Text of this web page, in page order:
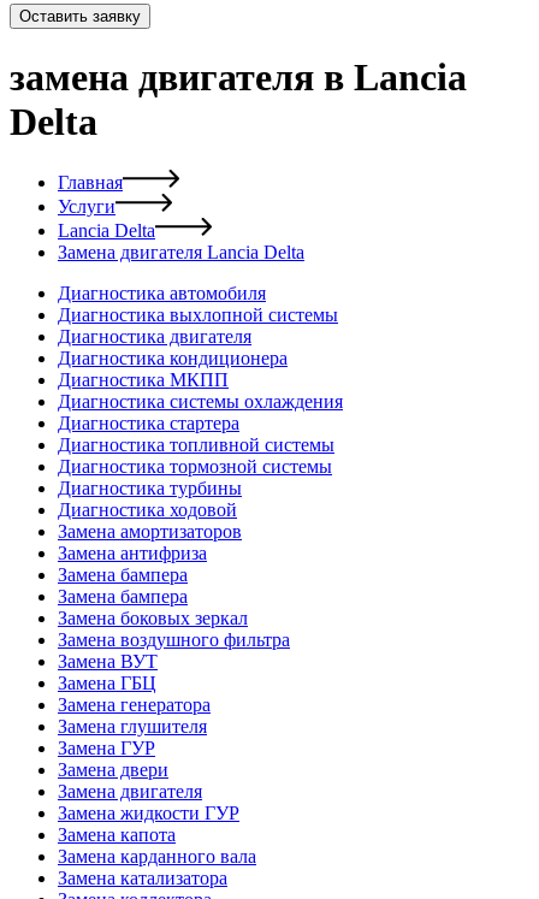
Оставить заявку
замена двигателя в Lancia
Delta
Главная
Услуги
Lancia Delta
Замена двигателя Lancia Delta
Диагностика автомобиля
Диагностика выхлопной системы
Диагностика двигателя
Диагностика кондиционера
Диагностика МКПП
Диагностика системы охлаждения
Диагностика стартера
Диагностика топливной системы
Диагностика тормозной системы
Диагностика турбины
Диагностика ходовой
Замена амортизаторов
Замена антифриза
Замена бампера
Замена бампера
Замена боковых зеркал
Замена воздушного фильтра
Замена ВУТ
Замена ГБЦ
Замена генератора
Замена глушителя
Замена ГУР
Замена двери
Замена двигателя
Замена жидкости ГУР
Замена капота
Замена карданного вала
Замена катализатора